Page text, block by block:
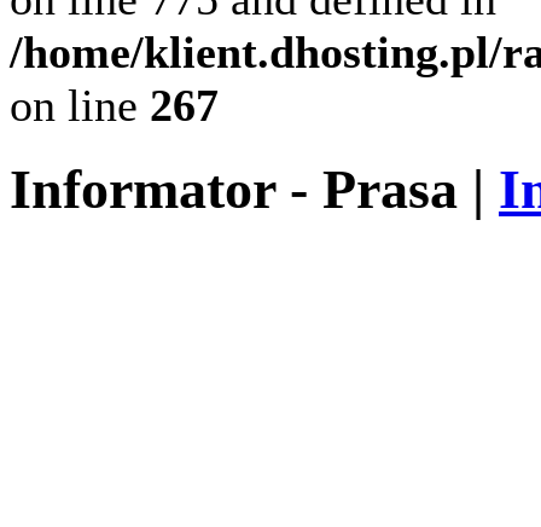
/home/klient.dhosting.pl/
on line 267
Informator - Prasa |